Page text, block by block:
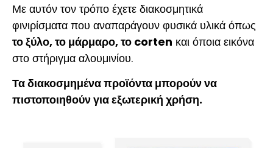
Με αυτόν τον τρόπο έχετε διακοσμητικά
φινιρίσματα που αναπαράγουν φυσικά υλικά όπως
το ξύλο, το μάρμαρο, το corten και όποια εικόνα
στο στήριγμα αλουμινίου.
Τα διακοσμημένα προϊόντα μπορούν να
πιστοποιηθούν για εξωτερική χρήση.